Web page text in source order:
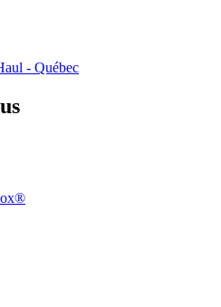
- Québec